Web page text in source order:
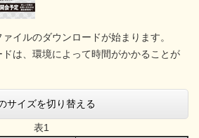
イルのダウンロードが始まります。
ドは、環境によって時間がかかることが
サイズを切り替える
表1